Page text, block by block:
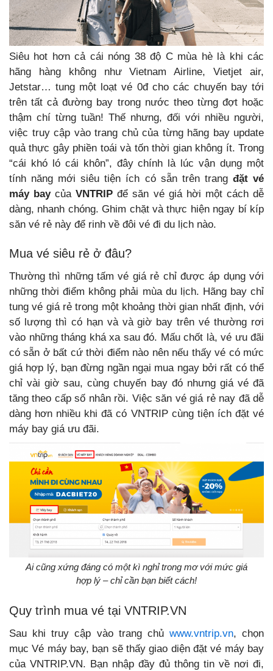
Siêu hot hơn cả cái nóng 38 độ C mùa hèlà khi các
hãng hàng không như Vietnam Airline, Vietjet air,
Jetstar… tung một loạt vé 0đ cho các chuyến bay tới
trên tất cả đường bay trong nước theo từng đợt hoặc
thậm chí từng tuần! Thế nhưng, đối với nhiều người,
việc truy cập vào trang chủ của từng hãng bay update
quả thực gây phiền toái và tốn thời gian không ít. Trong
“cái khó ló cái khôn”, đây chính là lúc vận dụng một
tính năng mới siêu tiện ích có sẵn trên trang đặt vé
máy baycủaVNTRIP để săn vé giá hời một cách dễ
dàng, nhanh chóng. Ghim chặt và thực hiện ngay bí kíp
săn vé rẻ này để rinh về đôi vé đi du lịch nào.
Mua vé siêu rẻ ở đâu?
Thường thì những tấm vé giá rẻ chỉ được áp dụng với
những thời điểm không phải mùa du lịch. Hãng bay chỉ
tung vé giá rẻ trong một khoảng thời gian nhất định, với
số lượng thì có hạn và và giờ bay trên vé thường rơi
vào những tháng khá xa sau đó. Mấu chốt là, vé ưu đãi
có sẵn ở bất cứ thời điểm nào nên nếu thấy vé có mức
giá hợp lý, bạn đừng ngần ngại mua ngay bởi rất có thể
chỉ vài giờ sau, cùng chuyến bay đó nhưng giá vé đã
tăng theo cấp số nhân rồi. Việc săn vé giá rẻ nay đã dễ
dàng hơn nhiều khi đã có VNTRIP cùng tiện ích đặt vé
máy bay giá ưu đãi.
Ai cũng xứng đáng có một kì nghỉ trong mơ với mức giá
hợp lý – chỉ cần bạn biết cách!
Quy trình mua vé tại VNTRIP.VN
Sau khi truy cập vào trang chủ www.vntrip.vn, chọn
mục Vé máy bay, bạn sẽ thấy giao diện đặt vé máy bay
của VNTRIP.VN. Bạn nhập đầy đủ thông tin về nơi đi,